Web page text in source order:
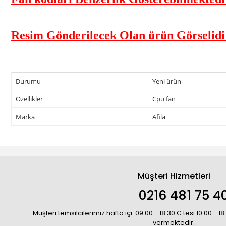
Resim Gönderilecek Olan ürün
Durumu
Yeni ürün
Özellikler
Cpu fan
Marka
Afila
Müşteri Hizmetleri
0216 481 75
Müşteri temsilcilerimiz hafta içi: 09:00 - 18:30 C.tesi 10:00 -
vermektedir.